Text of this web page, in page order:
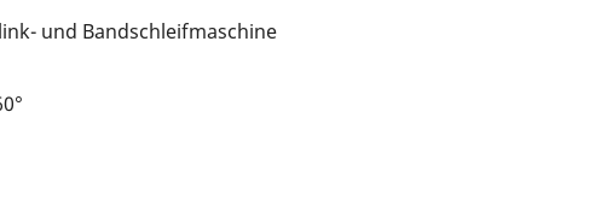
und Bandschleifmaschine